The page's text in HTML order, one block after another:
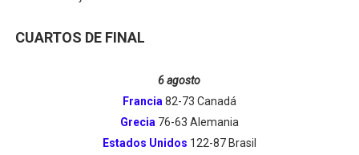
CUARTOS DE FINAL
6 agosto
Francia 82-73 Canadá
Grecia 76-63 Alemania
Estados Unidos 122-87 Brasil